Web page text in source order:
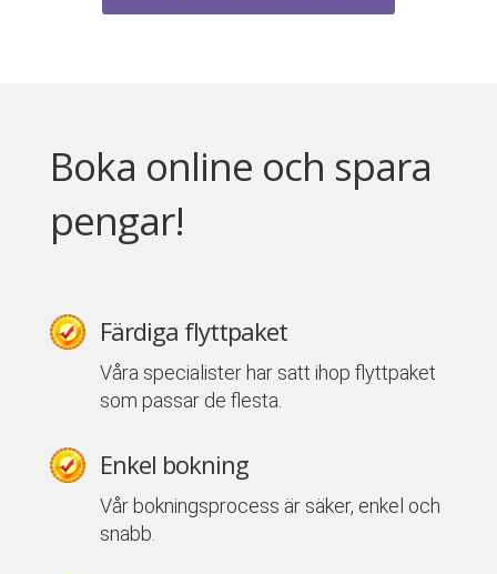
Boka online och spara
pengar!
Färdiga flyttpaket
Våra specialister har satt ihop flyttpaket
som passar de flesta.
Enkel bokning
Vår bokningsprocess är säker, enkel och
snabb.